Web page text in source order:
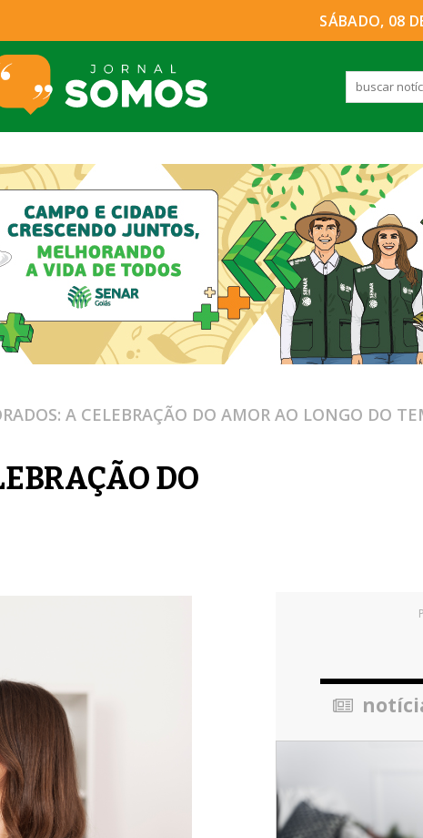
SÁBADO, 08
A CELEBRAÇÃO DO AMOR AO LONGO DO
DO